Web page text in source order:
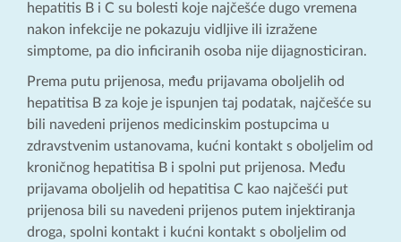
hepatitis B i C su bolesti koje najčešće dugo vremena
nakon infekcije ne pokazuju vidljive ili izražene
simptome, pa dio inficiranih osoba nije dijagnosticiran.
Prema putu prijenosa, među prijavama oboljelih od
hepatitisa B za koje je ispunjen taj podatak, najčešće su
bili navedeni prijenos medicinskim postupcima u
zdravstvenim ustanovama, kućni kontakt s oboljelim od
kroničnog hepatitisa B i spolni put prijenosa. Među
prijavama oboljelih od hepatitisa C kao najčešći put
prijenosa bili su navedeni prijenos putem injektiranja
droga, spolni kontakt i kućni kontakt s oboljelim od